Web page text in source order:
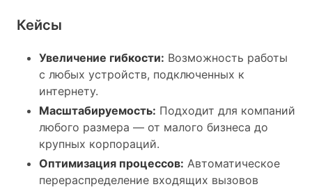
Кейсы
Увеличение гибкости: Возможность работы
с любых устройств, подключенных к
интернету.
Масштабируемость: Подходит для компаний
любого размера — от малого бизнеса до
крупных корпораций.
Оптимизация процессов: Автоматическое
перераспределение входящих вызовов